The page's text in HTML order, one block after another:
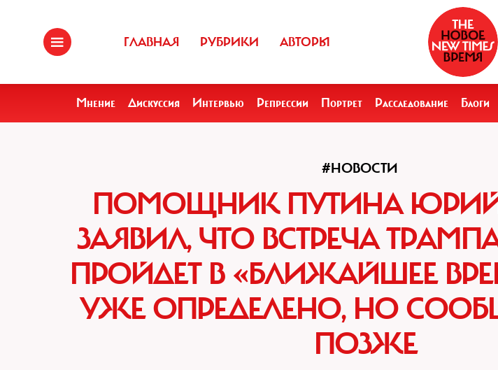
ГЛАВНАЯ РУБРИКИ АВТОРЫ
Мнение Дискуссия Интервью Репрессии Портрет Расследование Блоги
#НОВОСТИ
ПОМОЩНИК ПУТИНА
ЗАЯВИЛ, ЧТО ВСТРЕЧА
ПРОЙДЕТ В «БЛИЖАЙШЕЕ
УЖЕ ОПРЕДЕЛЕНО, НО
ПОЗЖЕ